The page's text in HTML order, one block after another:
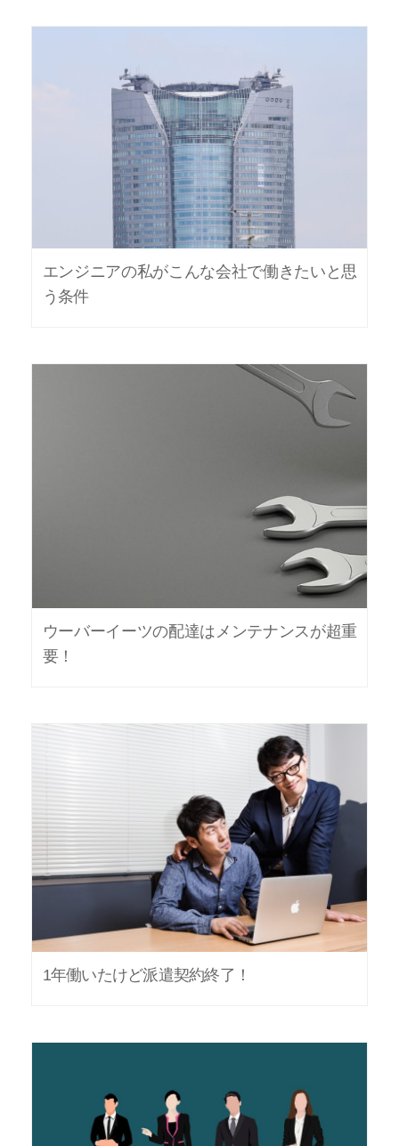
エンジニアの私がこんな会社で働きたいと思
う条件
ウーバーイーツの配達はメンテナンスが超重
要！
1年働いたけど派遣契約終了！